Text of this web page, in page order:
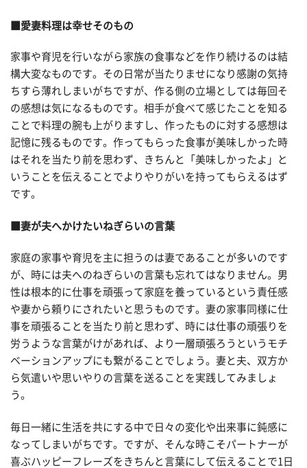
■愛妻料理は幸せそのもの
家事や育児を行いながら家族の食事などを作り続けるのは結
構大変なものです。その日常が当たりませになり感謝の気持
ちすら薄れしまいがちですが、作る側の立場としては毎回そ
の感想は気になるものです。相手が食べて感じたことを知る
ことで料理の腕も上がりますし、作ったものに対する感想は
記憶に残るものです。作ってもらった食事が美味しかった時
はそれを当たり前を思わず、きちんと「美味しかったよ」と
いうことを伝えることでよりやりがいを持ってもらえるはず
です。
■妻が夫へかけたいねぎらいの言葉
家庭の家事や育児を主に担うのは妻であることが多いのです
が、時には夫へのねぎらいの言葉も忘れてはなりません。男
性は根本的に仕事を頑張って家庭を養っているという責任感
や妻から頼りにされたいと思うものです。妻の家事同様に仕
事を頑張ることを当たり前と思わず、時には仕事の頑張りを
労うような言葉がけがあれば、より一層頑張ろうというモチ
ベーションアップにも繋がることでしょう。妻と夫、双方か
ら気遣いや思いやりの言葉を送ることを実践してみましょ
う。
毎日一緒に生活を共にする中で日々の変化や出来事に鈍感に
なってしまいがちです。ですが、そんな時こそパートナーが
喜ぶハッピーフレーズをきちんと言葉にして伝えることで1日